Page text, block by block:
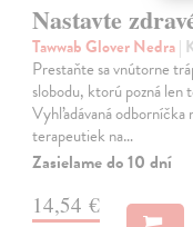
Nastavte
Tawwab Glover Nedra|
Prestaňte sa vnútorne
slobodu, ktorú pozná len
Vyhľadávaná odborníčka
terapeutiek na…
Zasielame do 10 dní
14,54 €